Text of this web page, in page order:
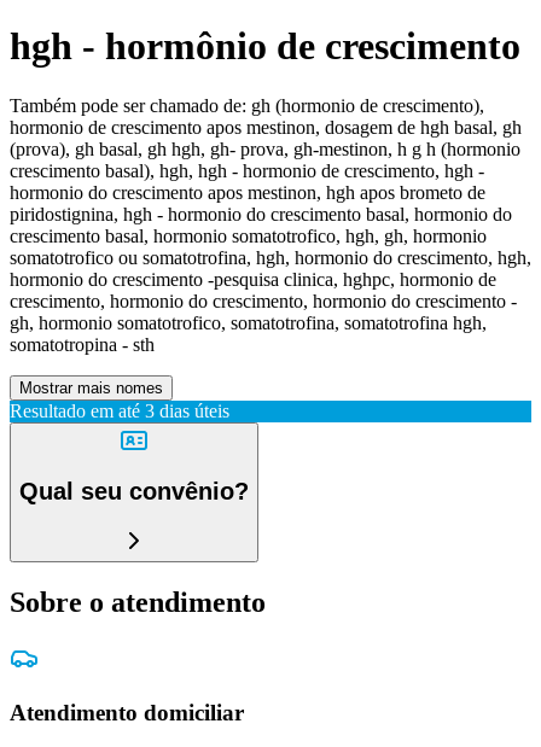
hgh - hormônio de crescimento
Também pode ser chamado de: gh (hormonio de crescimento),
hormonio de crescimento apos mestinon, dosagem de hgh basal, gh
(prova), gh basal, gh hgh, gh- prova, gh-mestinon, h g h (hormonio
crescimento basal), hgh, hgh - hormonio de crescimento, hgh -
hormonio do crescimento apos mestinon, hgh apos brometo de
piridostignina, hgh - hormonio do crescimento basal, hormonio do
crescimento basal, hormonio somatotrofico, hgh, gh, hormonio
somatotrofico ou somatotrofina, hgh, hormonio do crescimento, hgh,
hormonio do crescimento -pesquisa clinica, hghpc, hormonio de
crescimento, hormonio do crescimento, hormonio do crescimento -
gh, hormonio somatotrofico, somatotrofina, somatotrofina hgh,
somatotropina - sth
Mostrar mais nomes
Resultado em até 3 dias úteis
Qual seu convênio?
Sobre o atendimento
Atendimento domiciliar